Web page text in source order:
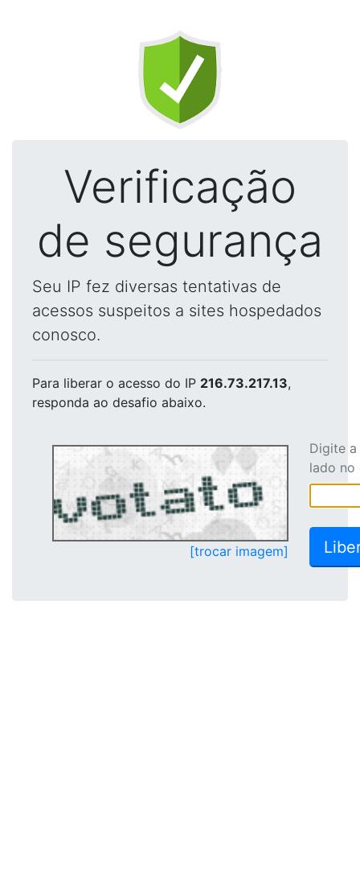
Verificação
de segurança
Seu IP fez diversas tentativas de
acessos suspeitos a sites hospedados
conosco.
Para liberar o acesso do IP 216.73.217.13,
responda ao desafio abaixo.
[trocar imagem]
Digite
lado no